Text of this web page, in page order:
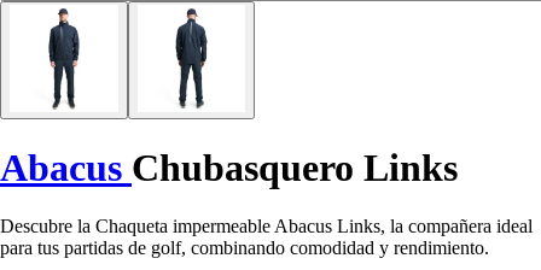
Abacus Chubasquero Links
Descubre la Chaqueta impermeable Abacus Links, la compañera ideal
para tus partidas de golf, combinando comodidad y rendimiento.